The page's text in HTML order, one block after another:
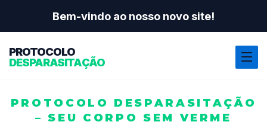
Bem-vindo ao nosso novo site!
PROTOCOLO
DESPARASITAÇÃO
PROTOCOLO DESPARASITAÇÃO
– SEU CORPO SEM VERME